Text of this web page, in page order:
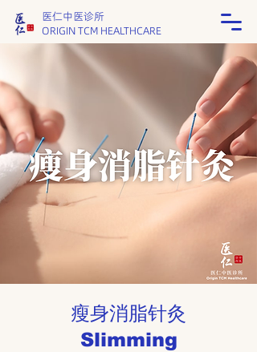
医仁中医诊所
ORIGIN TCM HEALTHCARE
瘦身消脂针灸
​Slimming